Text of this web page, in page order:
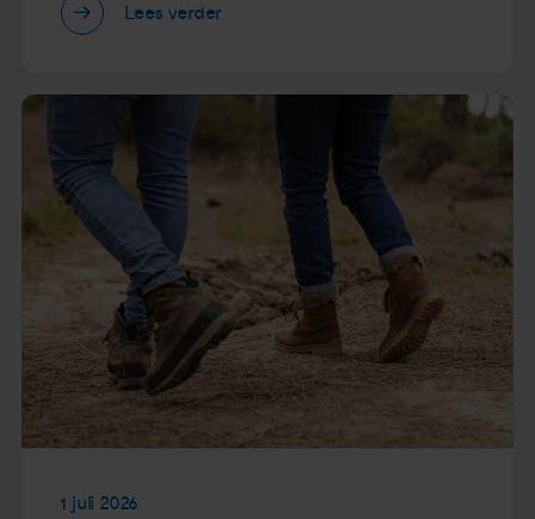
Lees verder
1 juli 2026